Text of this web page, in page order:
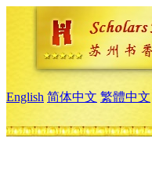
English 简体中文 繁體中文